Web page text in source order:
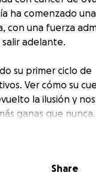
ha comenzado
con una fuerza
adelante.
su primer ciclo de
Ver cómo su
la ilusión y
ganas que
en esta
continuar con
Share